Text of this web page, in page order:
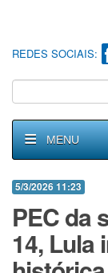
REDES SOCIAIS:
MENU
5/3/2026 11:23
PEC da
14, Lula